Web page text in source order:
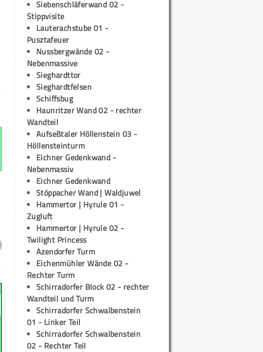
Siebenschläferwand 02 -
Stippvisite
Lauterachstube 01 -
Pusztafeuer
Nussbergwände 02 -
Nebenmassive
Sieghardttor
Sieghardtfelsen
Schiffsbug
Haunritzer Wand 02 - rechter
Wandteil
Aufseßtaler Höllenstein 03 -
Höllensteinturm
Eichner Gedenkwand -
Nebenmassiv
Eichner Gedenkwand
Stöppacher Wand | Waldjuwel
Hammertor | Hyrule 01 -
Zugluft
Hammertor | Hyrule 02 -
Twilight Princess
Azendorfer Turm
Eichenmühler Wände 02 -
Rechter Turm
Schirradorfer Block 02 - rechter
Wandteil und Turm
Schirradorfer Schwalbenstein
01 - Linker Teil
Schirradorfer Schwalbenstein
02 - Rechter Teil